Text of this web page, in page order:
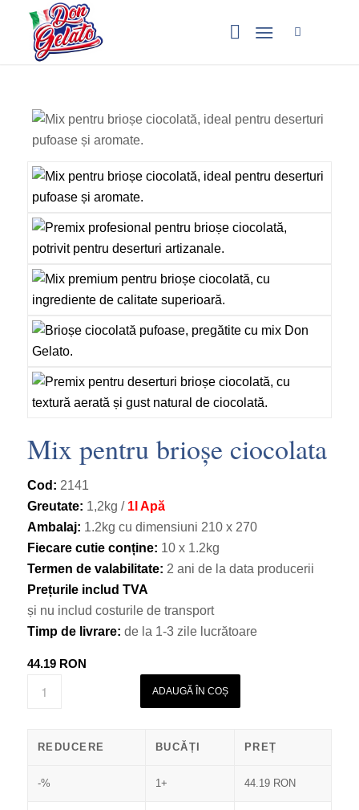
Mix pentru brioșe ciocolata
Cod: 2141
Greutate: 1,2kg /1l Apă
Ambalaj: 1.2kg cu dimensiuni 210 х 270
Fiecare cutie conține: 10 х 1.2kg
Termen de valabilitate: 2 ani de la data producerii
Prețurile includ TVA
și nu includ costurile de transport
Timp de livrare: de la 1-3 zile lucrătoare
44.19 RON
ADAUGĂ ÎN COȘ
REDUCERE BUCĂȚI PREȚ
-% 1+ 44.19 RON